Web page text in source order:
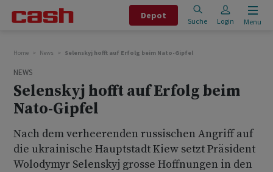
Depot
Suche Login Menu
Home News Selenskyj hofft auf Erfolg beim Nato-Gipfel
NEWS
Selenskyj hofft auf Erfolg beim
Nato-Gipfel
Nach dem verheerenden russischen Angriff auf
die ukrainische Hauptstadt Kiew setzt Präsident
Wolodymyr Selenskyj grosse Hoffnungen in den